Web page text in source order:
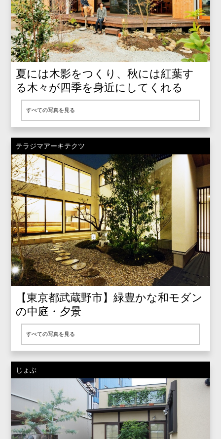
夏には木影をつくり、秋には紅葉す
る木々が四季を身近にしてくれる
すべての写真を見る
テラジマアーキテクツ
【東京都武蔵野市】緑豊かな和モダン
の中庭・夕景
すべての写真を見る
じょぶ